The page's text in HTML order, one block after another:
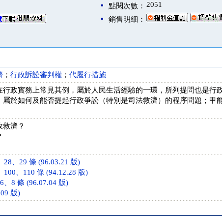
點閱次數： 2051
銷售明細：
； 行政訴訟審判權 ； 代履行措施
政實務上常見其例，屬於人民生活經驗的一環，所列提問也是行
屬於如何及能否提起行政爭訟（特別是司法救濟）的程序問題；甲
濟？
28、29 條 (96.03.21 版)
100、110 條 (94.12.28 版)
、8 條 (96.07.04 版)
版)